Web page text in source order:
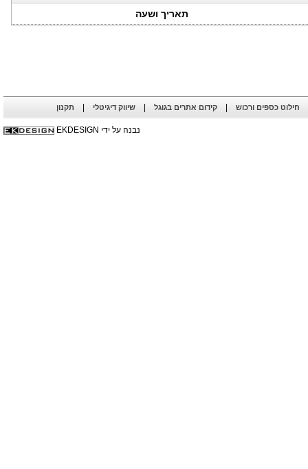
תאריך ושעה
חילוט כספים ורכוש קידום אתרים בגוגל שיווק דיגיטלי תקנון
נבנה על ידי EKDESIGN